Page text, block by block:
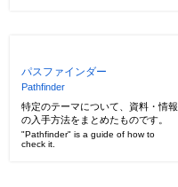
パスファインダー
Pathfinder
特定のテーマについて、資料・情報
の入手方法をまとめたものです。
"Pathfinder" is a guide of how to
check it.